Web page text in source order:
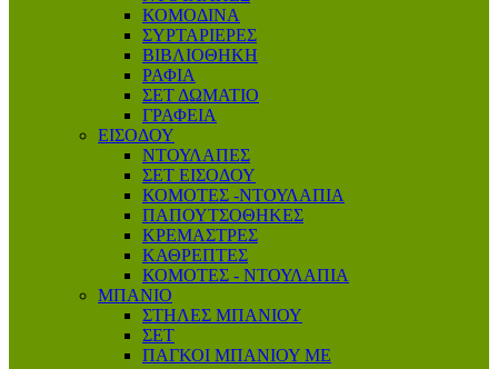
ΚΟΜΟΔΙΝΑ
ΣΥΡΤΑΡΙΕΡΕΣ
ΒΙΒΛΙΟΘΗΚΗ
ΡΑΦΙΑ
ΣΕΤ ΔΩΜΑΤΙΟ
ΓΡΑΦΕΙΑ
ΕΙΣΟΔΟΥ
ΝΤΟΥΛΑΠΕΣ
ΣΕΤ ΕΙΣΟΔΟΥ
ΚΟΜΟΤΕΣ -ΝΤΟΥΛΑΠΙΑ
ΠΑΠΟΥΤΣΟΘΗΚΕΣ
ΚΡΕΜΑΣΤΡΕΣ
ΚΑΘΡΕΠΤΕΣ
ΚΟΜΟΤΕΣ - ΝΤΟΥΛΑΠΙΑ
ΜΠΑΝΙΟ
ΣΤΗΛΕΣ ΜΠΑΝΙΟΥ
ΣΕΤ
ΠΑΓΚΟΙ ΜΠΑΝΙΟΥ ΜΕ